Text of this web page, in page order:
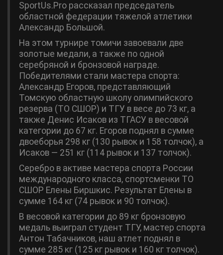
SportUs.Pro рассказал председатель
областной федерации тяжелой атлетики
Александр Большой.
На этом турнире томичи завоевали две
золотые медали, а также по одной
серебряной и бронзовой награде.
Победителями стали мастера спорта:
Александр Егоров, представляющий
Томскую областную школу олимпийского
резерва (ТО СШОР) и ТГУ в весе до 73 кг, а
также Денис Исаков из ТГАСУ в весовой
категории до 67 кг. Егоров поднял в сумме
двоеборья 298 кг (130 рывок и 158 толчок), а
Исаков ― 251 кг (114 рывок и 137 толчок).
Серебро в активе мастера спорта России
международного класса, спортсменки ТО
СШОР Елены Биршкис. Результат Елены в
сумме 164 кг (74 рывок и 90 толчок).
В весовой категории до 89 кг бронзовую
медаль выиграл студент ТГУ, мастер спорта
Антон Табачников, наш атлет поднял в
сумме 285 кг (125 кг рывок и 160 кг толчок).